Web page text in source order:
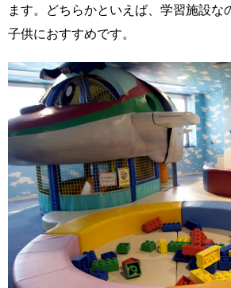
ます。どちらかといえば、学習施設な
子供におすすめです。